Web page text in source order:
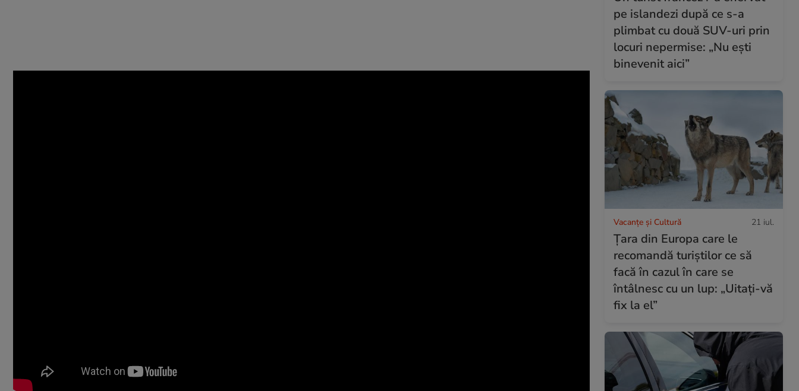
pe islandezi după ce s-a
plimbat cu două SUV-uri prin
locuri nepermise: „Nu ești
binevenit aici”
Vacanțe și Cultură 21 iul.
Țara din Europa care le
recomandă turiștilor ce să
facă în cazul în care se
întâlnesc cu un lup: „Uitați-vă
fix la el”